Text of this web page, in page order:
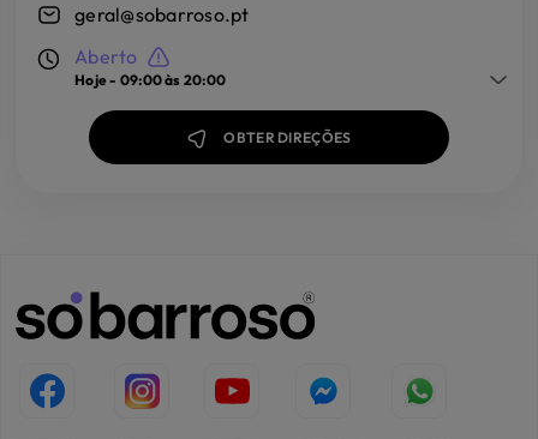
geral@sobarroso.pt
Aberto
Hoje - 09:00 às 20:00
OBTER DIREÇÕES